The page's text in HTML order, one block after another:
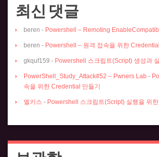
최신 댓글
beren - Powershell – Remoting
beren - Powershell – 원격 접속을 위한
gkquf159 - Powershell 스크립트(Script) 생성과
PowerShell_Study_Attack#52 – Pwners Lab -
속을 위한 Credential 만들기
엘키스 - Powershell 스크립트(Script) 실행을 위한